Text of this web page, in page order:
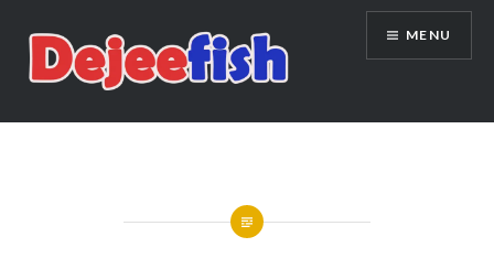
content
DEJEEFISH | PRODUSEN BENIH
MENU